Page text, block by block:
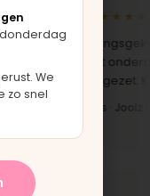
de
★★★★★
het
opgezet.
Bas · Joolz
We
zo snel